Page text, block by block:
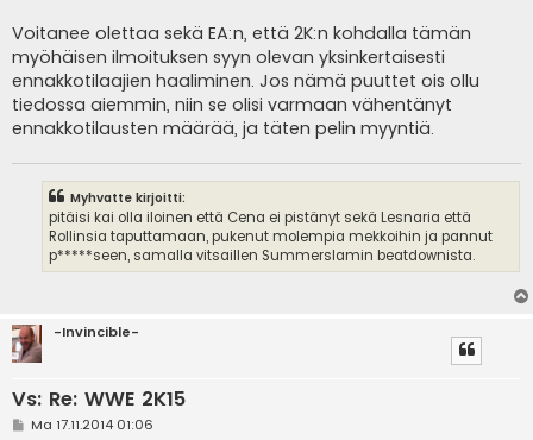
Voitanee olettaa sekä EA:n, että 2K:n kohdalla tämän
myöhäisen ilmoituksen syyn olevan yksinkertaisesti
ennakkotilaajien haaliminen. Jos nämä puuttet ois ollu
tiedossa aiemmin, niin se olisi varmaan vähentänyt
ennakkotilausten määrää, ja täten pelin myyntiä.
Myhvatte kirjoitti:
pitäisi kai olla iloinen että Cena ei pistänyt sekä Lesnaria että
Rollinsia taputtamaan, pukenut molempia mekkoihin ja pannut
p*****seen, samalla vitsaillen Summerslamin beatdownista.
-Invincible-
Vs: Re: WWE 2K15
VMa 17.11.2014 01:06